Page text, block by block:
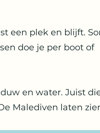
een plek en blijft.
doe je per boot of
en water. Juist
Malediven laten